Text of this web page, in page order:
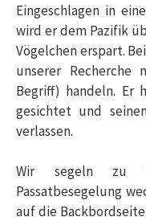
Eingeschlagen in
wird er dem Pazifik
Vögelchen erspart.
unserer Recherche
Begriff) handeln. Er
gesichtet und
verlassen.
Wir segeln zu
Passatbesegelung
auf die